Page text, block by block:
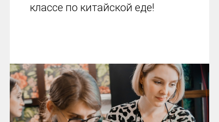
классе по китайской еде!